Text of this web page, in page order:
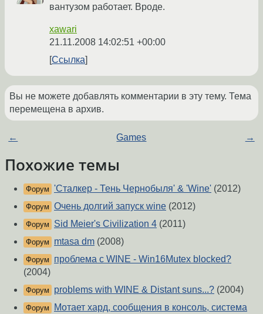
вантузом работает. Вроде.
xawari
21.11.2008 14:02:51 +00:00
Ссылка
Вы не можете добавлять комментарии в эту тему. Тема
перемещена в архив.
← Games →
Похожие темы
Форум 'Сталкер - Тень Чернобыля' & 'Wine' (2012)
Форум Очень долгий запуск wine (2012)
Форум Sid Meier's Civilization​ 4 (2011)
Форум mtasa dm (2008)
Форум
проблема с WINE - Win16Mutex blocked?
(2004)
Форум problems with WINE & Distant suns...? (2004)
Форум Мотает хард, сообщения в консоль, система